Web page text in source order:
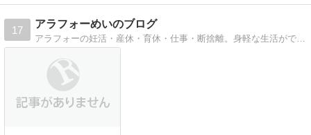
17
アラフォーめいのブログ
アラフォーの妊活・産休・育休・仕事・断捨離。身軽な生活ができるのか、徒然なるままに…